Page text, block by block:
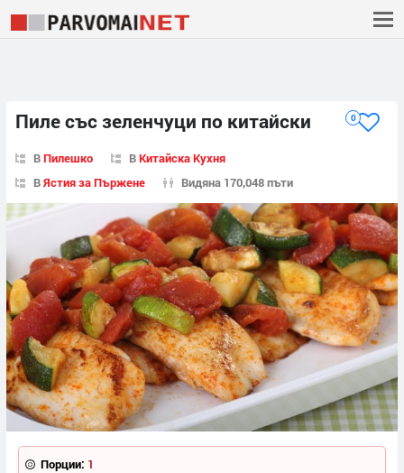
Пиле със зеленчуци по китайски 0
ВПилешко ВКитайска Кухня
ВЯстия за Пържене Видяна 170,048 пъти
Порции: 1